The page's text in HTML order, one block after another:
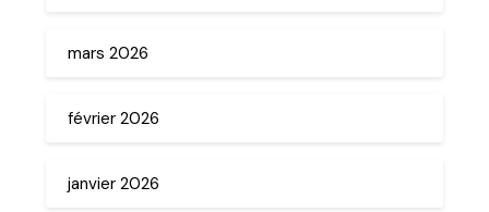
mars 2026
février 2026
janvier 2026